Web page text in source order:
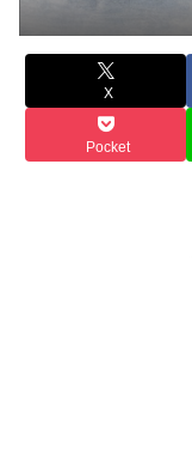
X
Pocket